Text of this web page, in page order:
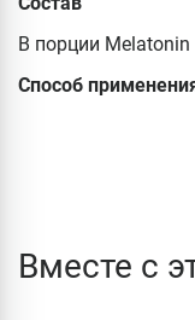
В порции Melatonin
Способ
Вместе с